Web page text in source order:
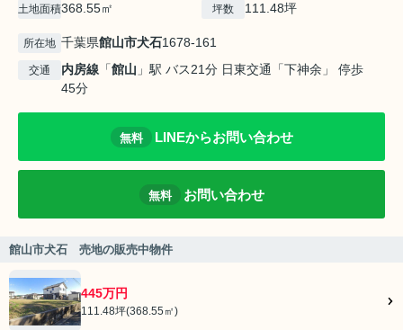
土地面積368.55㎡ 坪数 111.48坪
所在地 千葉県館山市犬石1678-161
交通 内房線 「館山 」駅 バス21分 日東交通「下神余」 停歩
45分
無料 LINEからお問い合わせ
無料 お問い合わせ
館山市犬石 売地の販売中物件
445万円
111.48坪(368.55㎡)